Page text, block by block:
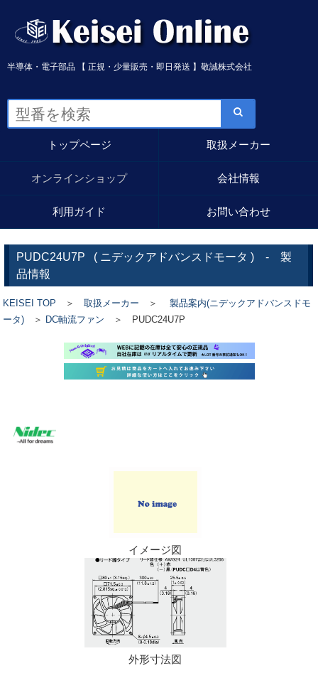
半導体・電子部品 【 正規・少量販売・即日発送 】敬誠株式会社
トップページ 取扱メーカー
オンラインショップ 会社情報
利用ガイド お問い合わせ
PUDC24U7P ( ニデックアドバンスドモータ ) - 製
品情報
KEISEI TOP ＞取扱メーカー ＞
製品案内(ニデックアドバンスドモ
ータ) ＞ DC軸流ファン ＞ PUDC24U7P
イメージ図
外形寸法図